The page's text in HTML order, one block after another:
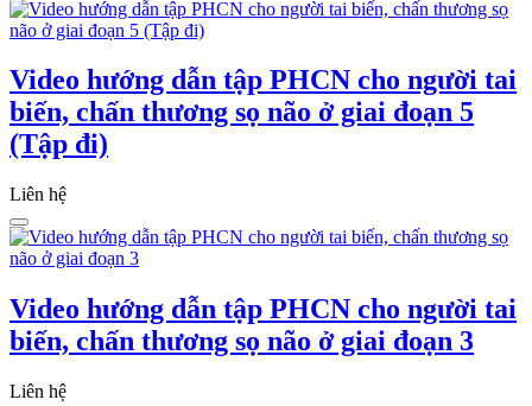
Video hướng dẫn tập PHCN cho người tai
biến, chấn thương sọ não ở giai đoạn 5
(Tập đi)
Liên hệ
Video hướng dẫn tập PHCN cho người tai
biến, chấn thương sọ não ở giai đoạn 3
Liên hệ